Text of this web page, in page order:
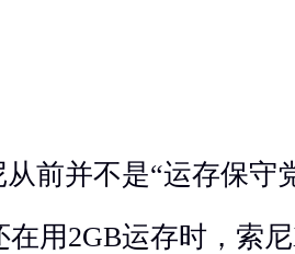
前并不是“运存保守
在用2GB运存时，索